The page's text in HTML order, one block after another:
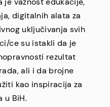
digitalnih alata za
uključivanja svih
ce su istakli da je
rezultat
ali i da brojne
kao inspiracija za
u BiH.